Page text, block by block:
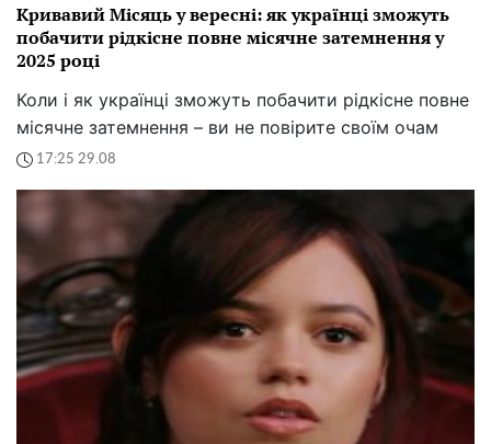
Кривавий Місяць у вересні: як українці зможуть
побачити рідкісне повне місячне затемнення у
2025 році
Коли і як українці зможуть побачити рідкісне повне
місячне затемнення – ви не повірите своїм очам
17:25 29.08